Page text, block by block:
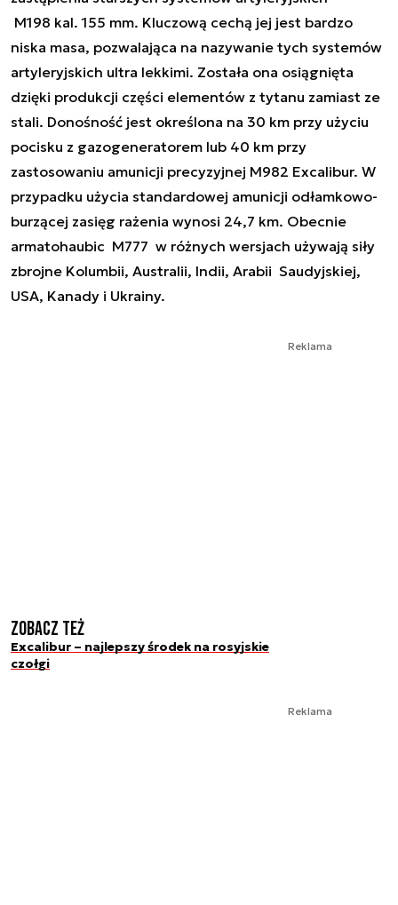
M198 kal. 155 mm. Kluczową cechą jej jest bardzo
niska masa, pozwalająca na nazywanie tych systemów
artyleryjskich ultra lekkimi. Została ona osiągnięta
dzięki produkcji części elementów z tytanu zamiast ze
stali. Donośność jest określona na 30 km przy użyciu
pocisku z gazogeneratorem lub 40 km przy
zastosowaniu amunicji precyzyjnej M982 Excalibur. W
przypadku użycia standardowej amunicji odłamkowo-
burzącej zasięg rażenia wynosi 24,7 km. Obecnie
armatohaubic M777 w różnych wersjach używają siły
zbrojne Kolumbii, Australii, Indii, Arabii Saudyjskiej,
USA, Kanady i Ukrainy.
Reklama
Zobacz też
Excalibur – najlepszy środek na rosyjskie
czołgi
Reklama